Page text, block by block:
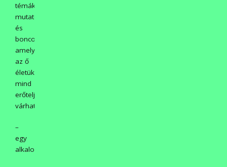
témákat
mutatott
és
boncolgatott,
amely
az ő
életükben
mind
erőteljesebben
várható.
–
egy
alkalommal